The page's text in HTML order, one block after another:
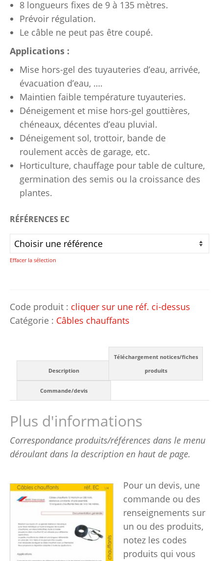
8 longueurs fixes de 9 à 135 mètres.
Prévoir régulation.
Le câble ne peut pas être coupé.
Applications :
Mise hors-gel des tuyauteries d’eau, arrivée,
évacuation d’eau, ….
Maintien faible température tuyauteries.
Déneigement et mise hors-gel gouttières,
chéneaux, décentes d’eau pluvial.
Déneigement sol, trottoir, bande de
roulement accès de garage, etc.
Horticulture, chauffage pour table de culture,
germination des semis ou la croissance des
plantes.
RÉFÉRENCES EC
Effacer la sélection
Code produit : cliquer sur une réf. ci-dessus
Catégorie : Câbles chauffants
Description
Téléchargement notices/fiches
produits
Commande/devis
Plus d'informations
Correspondance produits/références dans le menu
déroulant dans la description en haut de page.
Pour un devis, une
commande ou des
renseignements sur
un ou des produits,
notez les codes
produits qui vous